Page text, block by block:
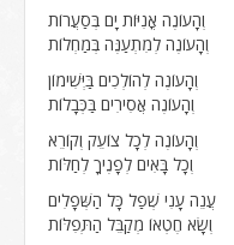
וְהָעוֹנֶה אֳנִיּוֹת יָם בְּסַעֲרוֹת
וְהָעוֹנֶה לְמִתְעַנֶּה בְּמַחְלוֹת
וְהָעוֹנֶה לְהוֹלְכִים בַּיְּשִׁימוֹן
וְהָעוֹנֶה אֲסִירִים בַּכְּבָלוֹת
וְהָעוֹנֶה לְכָל צוֹעֵק וְקוֹרֵא
וְכָל בָּאִים לְפָנֶיךָ לְחַלּוֹת
עֲנֵה עָנִי שְׁפַל כָּל הַשְּׁפָלִים
וְשָׂא חֶטְאוֹ מְקַבֵּל הַתְּפִלּוֹת